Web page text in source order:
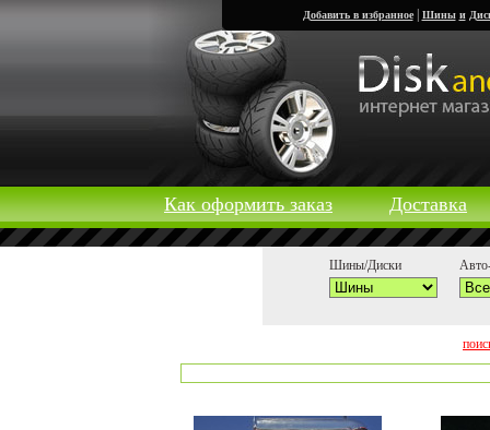
Добавить в избранное| Шины и
Как оформить заказ Доставка
Шины/Диски